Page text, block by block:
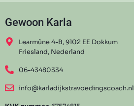
Gewoon Karla
Learmûne 4-B, 9102 EE Dokkum
Friesland, Nederland
06-43480334
info@karladijkstravoedingscoach.nl